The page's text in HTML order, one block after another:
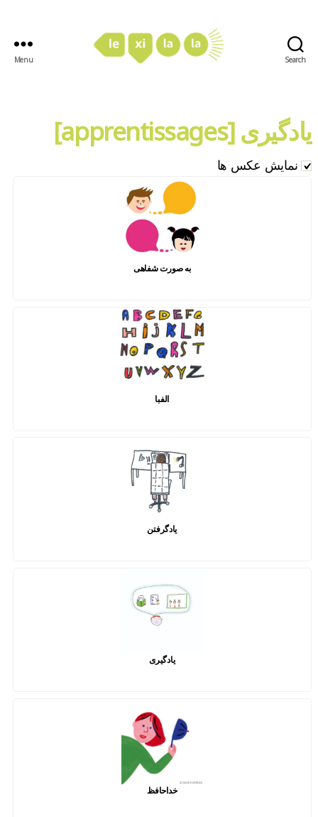
Search
Menu
یادگیری [apprentissages]
نمایش عکس ها
به صورت شفاهی
الفبا
یادگرفتن
یادگیری
خداحافظ